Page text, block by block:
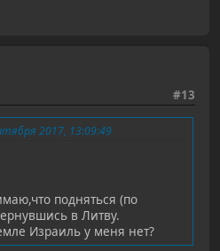
#13
2017, 13:09:49
подняться (по
в Литву.
Израиль у меня нет?